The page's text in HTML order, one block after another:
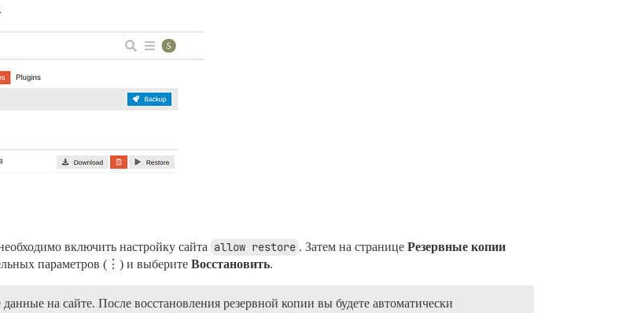
включить настройку сайта allow restore . Затем на странице Резервные копии
параметров (⋮) и выберите Восстановить.
на сайте. После восстановления резервной копии вы будете автоматически